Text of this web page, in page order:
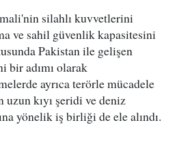
silahlı kuvvetlerini
ve sahil güvenlik kapasitesini
Pakistan ile gelişen
bir adımı olarak
ayrıca terörle mücadele
kıyı şeridi ve deniz
yönelik iş birliği de ele alındı.